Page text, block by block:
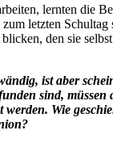
lernten die
letzten Schultag
den sie
ist aber
sind, müssen
Wie